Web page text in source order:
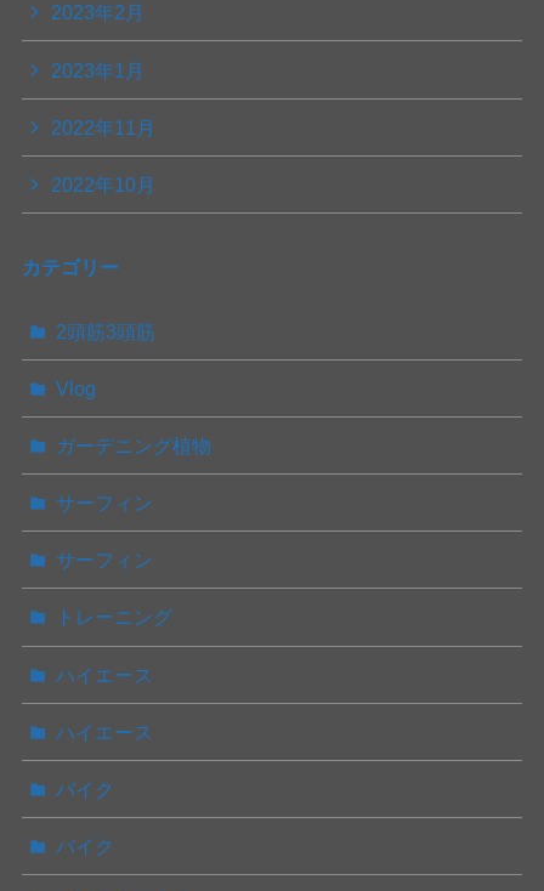
2023年2月
2023年1月
2022年11月
2022年10月
カテゴリー
2頭筋3頭筋
Vlog
ガーデニング植物
サーフィン
サーフィン
トレーニング
ハイエース
ハイエース
バイク
バイク